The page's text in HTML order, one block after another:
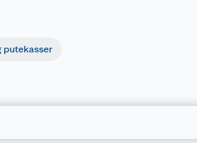
putekasser